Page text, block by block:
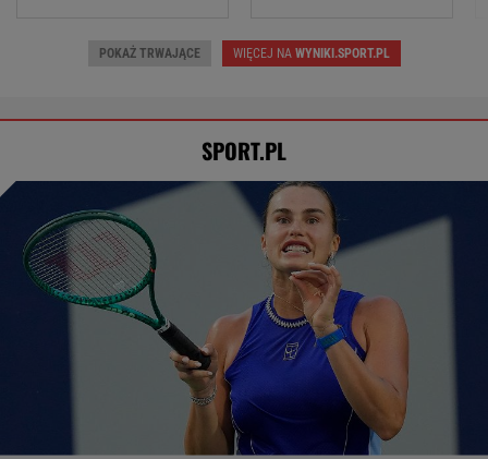
POKAŻ TRWAJĄCE WIĘCEJ NA WYNIKI.SPORT.PL
SPORT.PL